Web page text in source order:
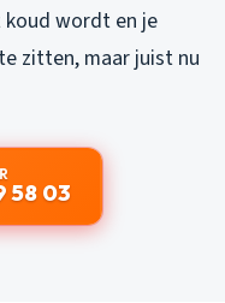
wordt en je
zitten, maar juist nu
58 03